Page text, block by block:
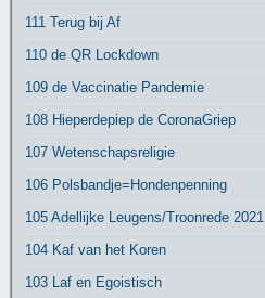
111 Terug bij Af
110 de QR Lockdown
109 de Vaccinatie Pandemie
108 Hieperdepiep de CoronaGriep
107 Wetenschapsreligie
106 Polsbandje=Hondenpenning
105 Adellijke Leugens/Troonrede 2021
104 Kaf van het Koren
103 Laf en Egoistisch